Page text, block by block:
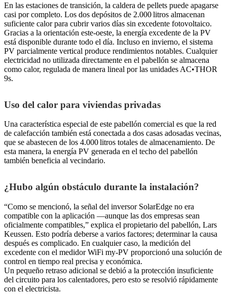
En las estaciones de transición, la caldera de pellets puede apagarse
casi por completo. Los dos depósitos de 2.000 litros almacenan
suficiente calor para cubrir varios días sin excedente fotovoltaico.
Gracias a la orientación este-oeste, la energía excedente de la PV
está disponible durante todo el día. Incluso en invierno, el sistema
PV parcialmente vertical produce rendimientos notables. Cualquier
electricidad no utilizada directamente en el pabellón se almacena
como calor, regulada de manera lineal por las unidades AC•THOR
9s.
Uso del calor para viviendas privadas
Una característica especial de este pabellón comercial es que la red
de calefacción también está conectada a dos casas adosadas vecinas,
que se abastecen de los 4.000 litros totales de almacenamiento. De
esta manera, la energía PV generada en el techo del pabellón
también beneficia al vecindario.
¿Hubo algún obstáculo durante la instalación?
“Como se mencionó, la señal del inversor SolarEdge no era
compatible con la aplicación —aunque las dos empresas sean
oficialmente compatibles,” explica el propietario del pabellón, Lars
Keussen. Esto podría deberse a varios factores; determinar la causa
después es complicado. En cualquier caso, la medición del
excedente con el medidor WiFi my-PV proporcionó una solución de
control en tiempo real precisa y económica.
Un pequeño retraso adicional se debió a la protección insuficiente
del circuito para los calentadores, pero esto se resolvió rápidamente
con el electricista.